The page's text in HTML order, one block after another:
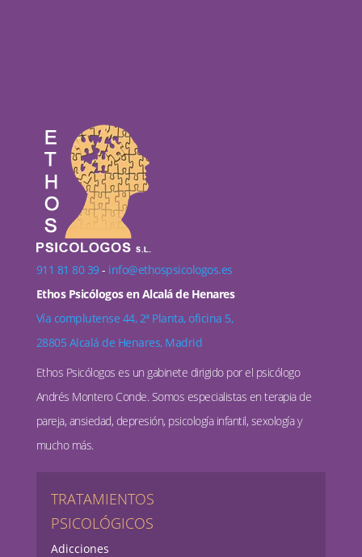
911 81 80 39- info@ethospsicologos.es
Ethos Psicólogos en Alcalá de Henares
Vía complutense 44, 2ª Planta, oficina 5,
28805 Alcalá de Henares, Madrid
Ethos Psicólogos es un gabinete dirigido por el psicólogo
Andrés Montero Conde. Somos especialistas en terapia de
pareja, ansiedad, depresión, psicología infantil, sexología y
mucho más.
TRATAMIENTOS
PSICOLÓGICOS
Adicciones